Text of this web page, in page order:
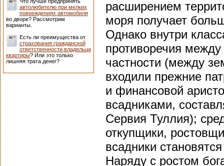
автолюбителю при мелких
повреждениях автомобиля
во дворе? Рассмотрим
варианты.
Есть ли преимущества от
страхования гражданской
ответственности владельца
квартиры? Или это только
лишняя трата денег?
расширением
моря получает
Однако внутри
противоречия
частности (между
входили прежние
и финансовой
всадниками,
Сервия Туллия);
откупщики,
всадники
Наряду с ростом